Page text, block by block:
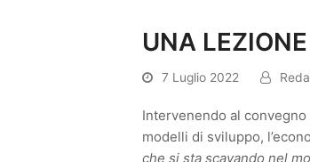
UNA
7 Luglio 2022
Intervenendo al
modelli di sviluppo,
che si sta scavando nel